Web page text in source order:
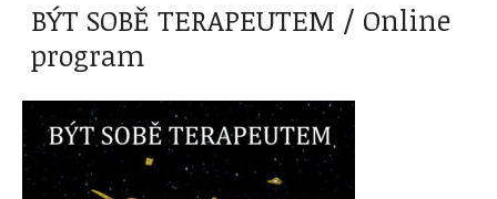
BÝT SOBĚ TERAPEUTEM / Online
program